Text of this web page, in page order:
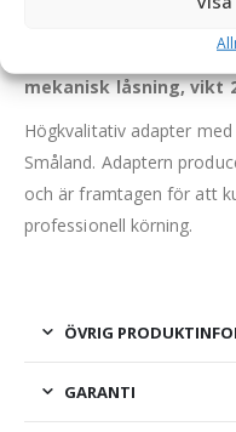
Adapter – S60
mekanisk låsning, vikt
Högkvalitativ adapter
Småland. Adaptern
och är framtagen för att
professionell körning.
ÖVRIG
GARANTI